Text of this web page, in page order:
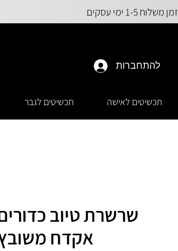
זמן משלוח 1-5 ימי עסקים
להתחברות
תכשיטים לאישה תכשיטים לגבר
שרשרת טיוב כדורים
אקדח